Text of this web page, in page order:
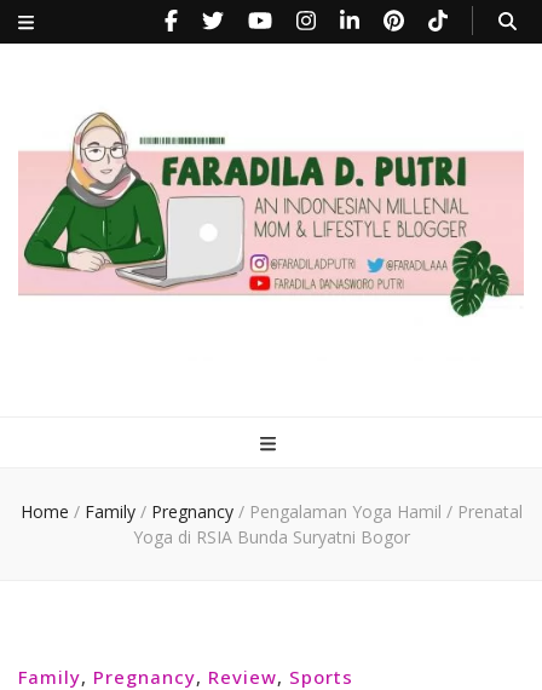
Home / Family / Pregnancy / Pengalaman Yoga Hamil / Prenatal
Yoga di RSIA Bunda Suryatni Bogor
Family, Pregnancy, Review, Sports